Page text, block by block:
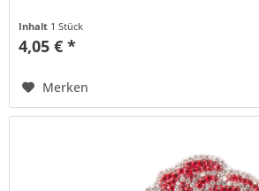
Inhalt 1 Stück
4,05 € *
Merken